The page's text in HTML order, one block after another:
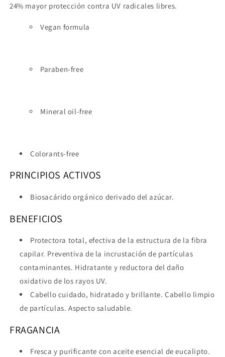
24% mayor protección contra UV radicales libres.
Vegan formula
Paraben-free
Mineral oil-free
Colorants-free
PRINCIPIOS ACTIVOS
Biosacárido orgánico derivado del azúcar.
BENEFICIOS
Protectora total, efectiva de la estructura de la fibra
capilar. Preventiva de la incrustación de partículas
contaminantes. Hidratante y reductora del daño
oxidativo de los rayos UV.
Cabello cuidado, hidratado y brillante. Cabello limpio
de partículas. Aspecto saludable.
FRAGANCIA
Fresca y purificante con aceite esencial de eucalipto.